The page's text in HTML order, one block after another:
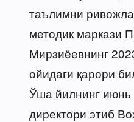
таълимни
методик маркази
Мирзиёевнинг
ойидаги қарори
Ўша йилнинг июнь
директори этиб